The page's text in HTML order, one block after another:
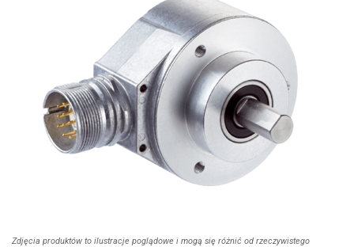
Zdjęcia produktów to ilustracje poglądowe i mogą się różnić od rzeczywistego